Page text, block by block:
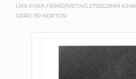
LIXA PARA FERRO/METAIS 275X225MM K246
GRÃO 150 NORTON